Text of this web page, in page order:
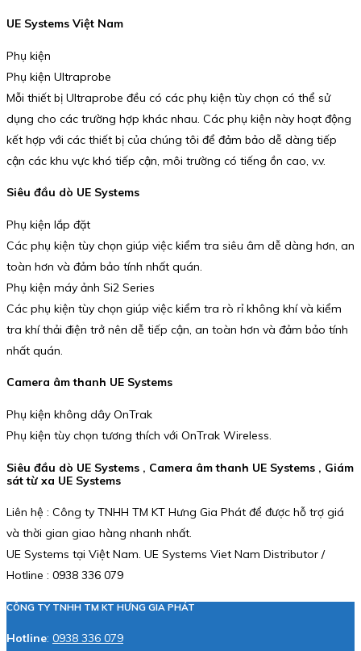
UE Systems Việt Nam
Phụ kiện
Phụ kiện Ultraprobe
Mỗi thiết bị Ultraprobe đều có các phụ kiện tùy chọn có thể sử
dụng cho các trường hợp khác nhau. Các phụ kiện này hoạt động
kết hợp với các thiết bị của chúng tôi để đảm bảo dễ dàng tiếp
cận các khu vực khó tiếp cận, môi trường có tiếng ồn cao, v.v.
Siêu đầu dò UE Systems
Phụ kiện lắp đặt
Các phụ kiện tùy chọn giúp việc kiểm tra siêu âm dễ dàng hơn, an
toàn hơn và đảm bảo tính nhất quán.
Phụ kiện máy ảnh Si2 Series
Các phụ kiện tùy chọn giúp việc kiểm tra rò rỉ không khí và kiểm
tra khí thải điện trở nên dễ tiếp cận, an toàn hơn và đảm bảo tính
nhất quán.
Camera âm thanh UE Systems
Phụ kiện không dây OnTrak
Phụ kiện tùy chọn tương thích với OnTrak Wireless.
Siêu đầu dò UE Systems , Camera âm thanh UE Systems , Giám
sát từ xa UE Systems
Liên hệ : Công ty TNHH TM KT Hưng Gia Phát để được hỗ trợ giá
và thời gian giao hàng nhanh nhất.
UE Systems tại Việt Nam. UE Systems Viet Nam Distributor /
Hotline : 0938 336 079
CÔNG TY TNHH TM KT HƯNG GIA PHÁT
Hotline: 0938 336 079